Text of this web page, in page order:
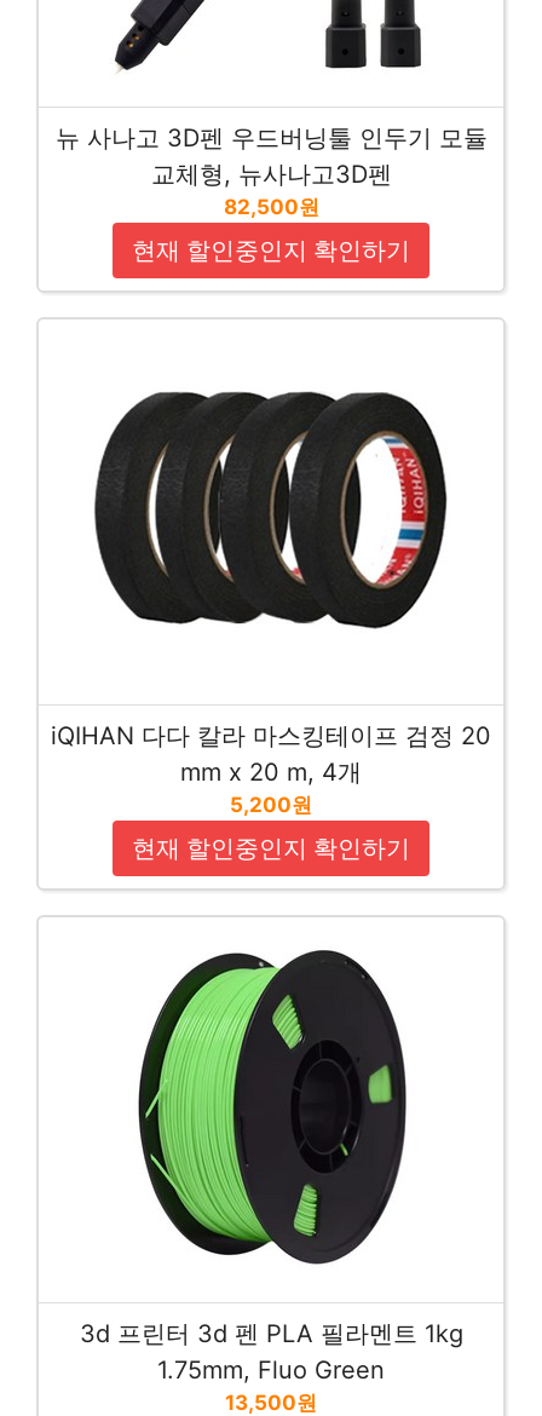
뉴 사나고 3D펜 우드버닝툴 인두기 모듈
교체형, 뉴사나고3D펜
82,500원
현재 할인중인지 확인하기
iQIHAN 다다 칼라 마스킹테이프 검정 20
mm x 20 m, 4개
5,200원
현재 할인중인지 확인하기
3d 프린터 3d 펜 PLA 필라멘트 1kg
1.75mm, Fluo Green
13,500원